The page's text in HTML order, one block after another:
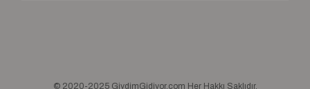
© 2020-2025 GiydimGidiyor.com Her Hakkı Saklıdır.